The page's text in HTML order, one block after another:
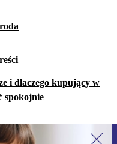
i dlaczego kupujący w
spokojnie